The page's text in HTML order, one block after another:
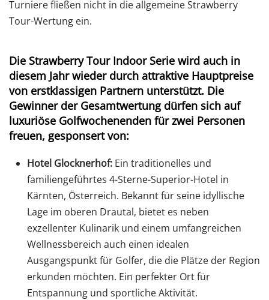
Turniere fließen nicht in die allgemeine Strawberry
Tour-Wertung ein.
Die Strawberry Tour Indoor Serie wird auch in
diesem Jahr wieder durch attraktive Hauptpreise
von erstklassigen Partnern unterstützt. Die
Gewinner der Gesamtwertung dürfen sich auf
luxuriöse Golfwochenenden für zwei Personen
freuen, gesponsert von:
Hotel Glocknerhof: Ein traditionelles und
familiengeführtes 4-Sterne-Superior-Hotel in
Kärnten, Österreich. Bekannt für seine idyllische
Lage im oberen Drautal, bietet es neben
exzellenter Kulinarik und einem umfangreichen
Wellnessbereich auch einen idealen
Ausgangspunkt für Golfer, die die Plätze der Region
erkunden möchten. Ein perfekter Ort für
Entspannung und sportliche Aktivität.